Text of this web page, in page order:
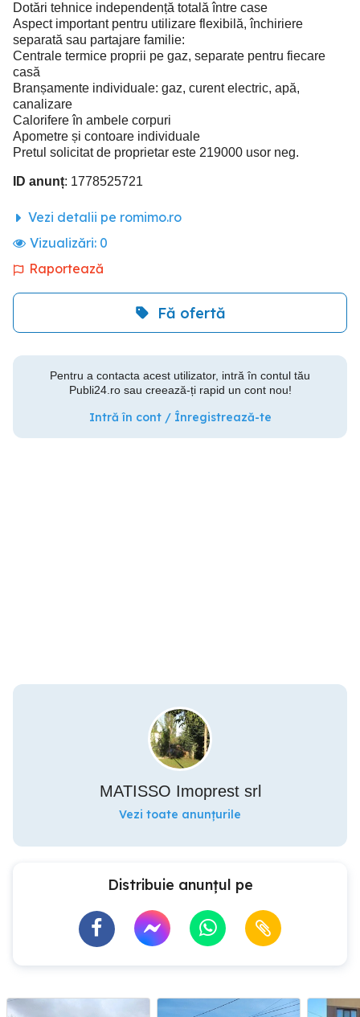
Dotări tehnice independență totală între case
Aspect important pentru utilizare flexibilă, închiriere
separată sau partajare familie:
Centrale termice proprii pe gaz, separate pentru fiecare
casă
Branșamente individuale: gaz, curent electric, apă,
canalizare
Calorifere în ambele corpuri
Apometre și contoare individuale
Pretul solicitat de proprietar este 219000 usor neg.
ID anunț: 1778525721
Vezi detalii pe romimo.ro
Vizualizări: 0
Raportează
Fă ofertă
Pentru a contacta acest utilizator, intră în contul tău
Publi24.ro sau creează-ți rapid un cont nou!
Intră în cont / Înregistrează-te
MATISSO Imoprest srl
Vezi toate anunțurile
Distribuie anunțul pe